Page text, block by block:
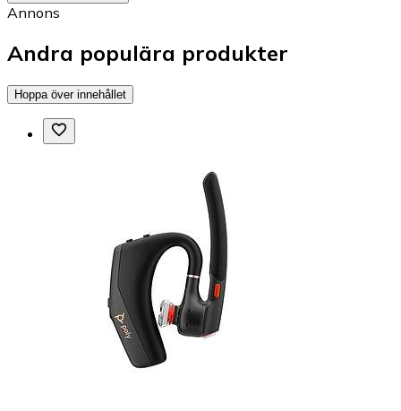
Annons
Andra populära produkter
Hoppa över innehållet